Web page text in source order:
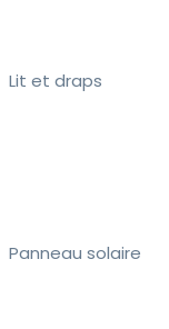
Lit et draps
Panneau solaire